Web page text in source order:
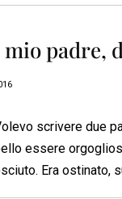
padre,
scrivere due
essere
Era ostinato,